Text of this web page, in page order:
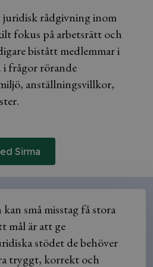
juridisk rådgivning inom
fokus på arbetsrätt och
bistått medlemmar i
i frågor rörande
anställningsvillkor,
Sirma
små misstag få stora
mål är att ge
stödet de behöver
tryggt, korrekt och